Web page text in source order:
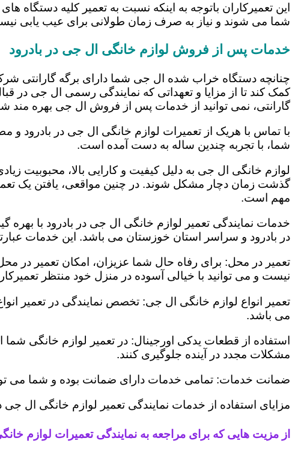
این تعمیرکاران باتوجه به اینکه نسبت به تعمیر کلیه دستگاه
شما می شوند و نیاز به صرف زمان طولانی برای عیب یابی
خدمات پس از فروش لوازم خانگی ال جی در بادرود
چنانچه دستگاه خراب شده ال جی شما دارای برگه گارانتی
کمک کند تا از مزایا و تعهداتی که نمایندگی رسمی ال جی در
گارانتی، نمی توانید از خدمات پس از فروش ال جی بهره مند
با تماس با هریک از تعمیرات لوازم خانگی ال جی در بادرود و
شما، با تجربه چندین ساله به دست آمده است.
لوازم خانگی ال جی به دلیل کیفیت و کارایی بالا، محبوبیت
گذشت زمان دچار مشکل شوند. در چنین مواقعی، یافتن یک
مهم است.
خدمات نمایندگی تعمیر لوازم خانگی ال جی در بادرود با
در بادرود و سراسر استان خوزستان می باشد. این خدمات
تعمیر در محل: برای رفاه حال شما عزیزان، امکان تعمیر در
نیست و می توانید با خیالی آسوده در منزل خود منتظر
تعمیر انواع لوازم خانگی ال جی: تخصص نمایندگی در تعمیر
می باشد.
استفاده از قطعات یدکی اورجینال: در تعمیر لوازم خانگی
مشکلات مجدد در آینده جلوگیری کنند.
ضمانت خدمات: تمامی خدمات دارای ضمانت بوده و شما می
مزایای استفاده از خدمات نمایندگی تعمیر لوازم خانگی ال جی
از مزیت هایی که برای مراجعه به نمایندگی تعمیرات لوازم